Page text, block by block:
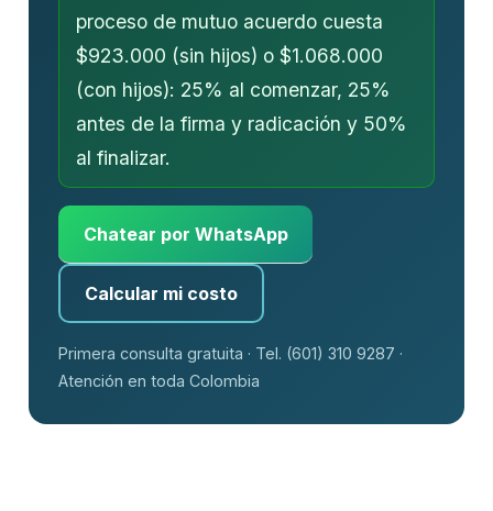
proceso de mutuo acuerdo cuesta
$923.000 (sin hijos) o $1.068.000
(con hijos): 25% al comenzar, 25%
antes de la firma y radicación y 50%
al finalizar.
Chatear por WhatsApp
Calcular mi costo
Primera consulta gratuita · Tel. (601) 310 9287 ·
Atención en toda Colombia